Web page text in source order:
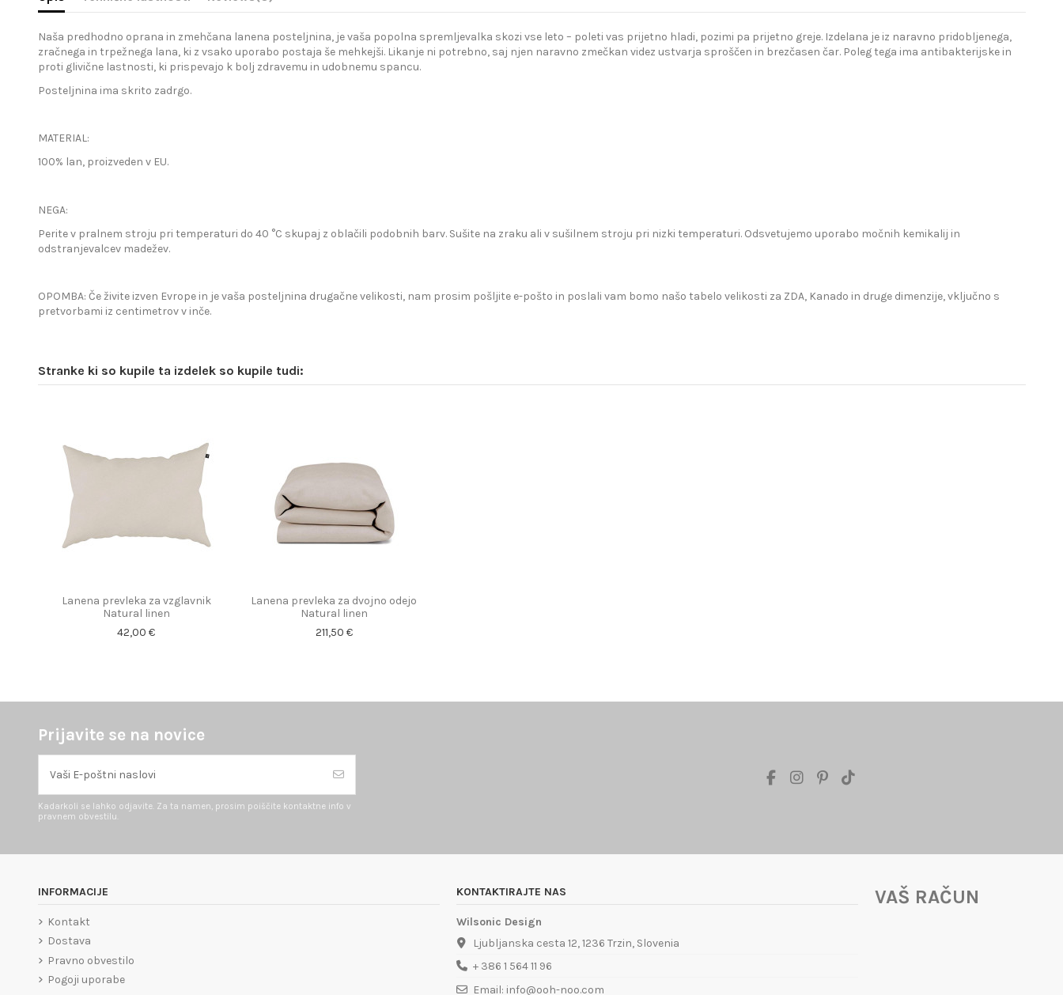
Naša predhodno oprana in zmehčana lanena posteljnina, je vaša popolna spremljevalka skozi vse leto – poleti vas prijetno hladi, pozimi pa prijetno greje. Izdelana je iz naravno pridobljenega,
zračnega in trpežnega lana, ki z vsako uporabo postaja še mehkejši. Likanje ni potrebno, saj njen naravno zmečkan videz ustvarja sproščen in brezčasen čar. Poleg tega ima antibakterijske in
proti glivične lastnosti, ki prispevajo k bolj zdravemu in udobnemu spancu.
Posteljnina ima skrito zadrgo.
MATERIAL:
100% lan, proizveden v EU.
NEGA:
Perite v pralnem stroju pri temperaturi do 40 °C skupaj z oblačili podobnih barv. Sušite na zraku ali v sušilnem stroju pri nizki temperaturi. Odsvetujemo uporabo močnih kemikalij in
odstranjevalcev madežev.
OPOMBA: Če živite izven Evrope in je vaša posteljnina drugačne velikosti, nam prosim pošljite e-pošto in poslali vam bomo našo tabelo velikosti za ZDA, Kanado in druge dimenzije, vključno s
pretvorbami iz centimetrov v inče.
Stranke ki so kupile ta izdelek so kupile tudi:
Lanena prevleka za vzglavnik
Natural linen
42,00 €
Lanena prevleka za dvojno odejo
Natural linen
211,50 €
Prijavite se na novice
Kadarkoli se lahko odjavite. Za ta namen, prosim poiščite kontaktne info v
pravnem obvestilu.
INFORMACIJE
Kontakt
Dostava
Pravno obvestilo
Pogoji uporabe
KONTAKTIRAJTE NAS
Wilsonic Design
Ljubljanska cesta 12, 1236 Trzin, Slovenia
+ 386 1 564 11 96
Email: info@ooh-noo.com
VAŠ RAČUN